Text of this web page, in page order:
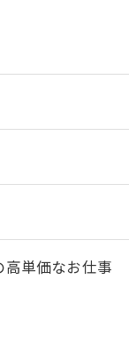
単価なお仕事